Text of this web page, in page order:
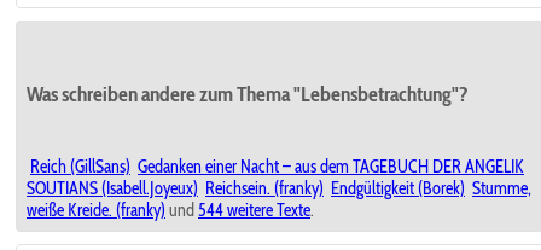
Was schreiben andere zum Thema "Lebensbetrachtung"?
Reich (GillSans) Gedanken einer Nacht – aus dem TAGEBUCH DER ANGELIK
SOUTIANS (Isabell.Joyeux) Reichsein. (franky) Endgültigkeit (Borek) Stumme,
weiße Kreide. (franky) und 544 weitere Texte.